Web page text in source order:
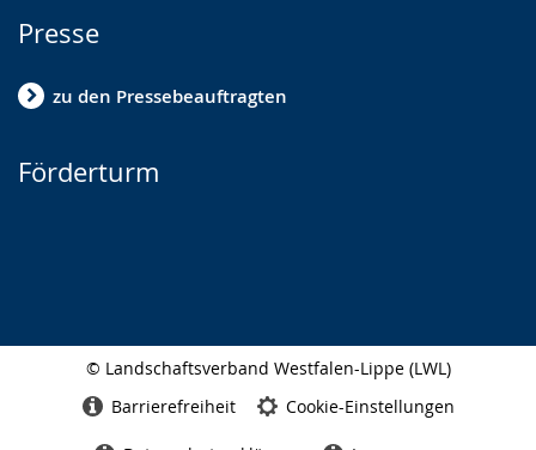
Presse
zu den Pressebeauftragten
Förderturm
© Landschaftsverband Westfalen-Lippe (LWL)
Barrierefreiheit Cookie-Einstellungen